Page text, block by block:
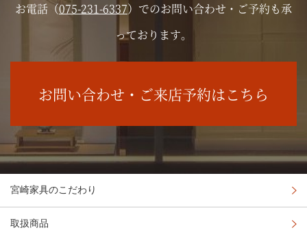
お電話（075-231-6337）でのお問い合わせ・ご予約も承
っております。
お問い合わせ・ご来店予約はこちら
宮崎家具のこだわり
取扱商品